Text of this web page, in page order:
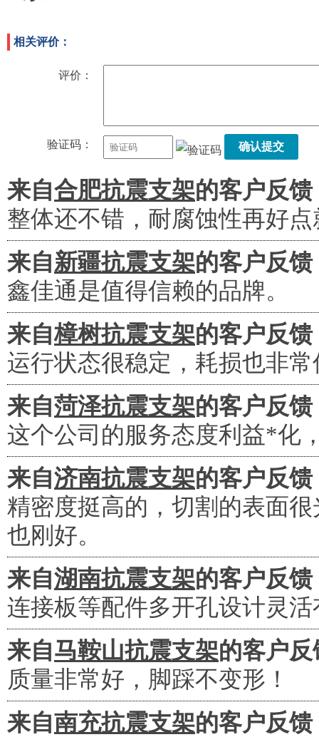
相关评价：
评价：
验证码： 确认提交
来自合肥抗震支架的客户反馈
整体还不错，耐腐蚀性再好
来自新疆抗震支架的客户反馈
鑫佳通是值得信赖的品牌。
来自樟树抗震支架的客户反馈
运行状态很稳定，耗损也非常
来自菏泽抗震支架的客户反馈
这个公司的服务态度利益*化
来自济南抗震支架的客户反馈
精密度挺高的，切割的表面
也刚好。
来自湖南抗震支架的客户反馈
连接板等配件多开孔设计灵
来自马鞍山抗震支架的客户反
质量非常好，脚踩不变形！
来自南充抗震支架的客户反馈